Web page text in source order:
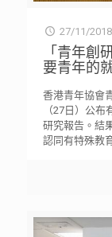
27/11/2018
「青年創
要青年的
香港青年協會
（27日）公布
研究報告。結
認同有特殊教